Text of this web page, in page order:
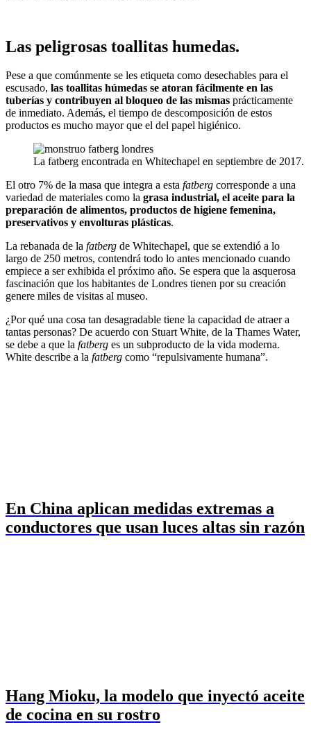
Las peligrosas toallitas humedas.
Pese a que comúnmente se les etiqueta como desechables para el
escusado, las toallitas húmedas se atoran fácilmente en las
tuberías y contribuyen al bloqueo de las mismas prácticamente
de inmediato. Además, el tiempo de descomposición de estos
productos es mucho mayor que el del papel higiénico.
La fatberg encontrada en Whitechapel en septiembre de 2017.
El otro 7% de la masa que integra a esta fatberg corresponde a una
variedad de materiales como la grasa industrial, el aceite para la
preparación de alimentos, productos de higiene femenina,
preservativos y envolturas plásticas.
La rebanada de la fatberg de Whitechapel, que se extendió a lo
largo de 250 metros, contendrá todo lo antes mencionado cuando
empiece a ser exhibida el próximo año. Se espera que la asquerosa
fascinación que los habitantes de Londres tienen por su creación
genere miles de visitas al museo.
¿Por qué una cosa tan desagradable tiene la capacidad de atraer a
tantas personas? De acuerdo con Stuart White, de la Thames Water,
se debe a que la fatberg es un subproducto de la vida moderna.
White describe a la fatberg como “repulsivamente humana”.
En China aplican medidas extremas a
conductores que usan luces altas sin razón
Hang Mioku, la modelo que inyectó aceite
de cocina en su rostro